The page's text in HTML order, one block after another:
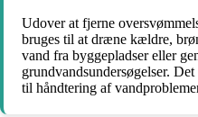
Udover at fjerne
bruges til at dræne kældre,
vand fra byggepladser eller
grundvandsundersøgelser.
til håndtering af